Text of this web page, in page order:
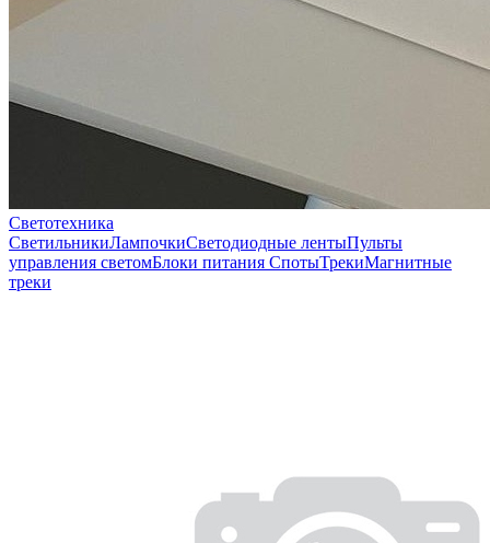
Светотехника
СветильникиЛампочкиСветодиодные лентыПульты
управления светомБлоки питания СпотыТрекиМагнитные
треки